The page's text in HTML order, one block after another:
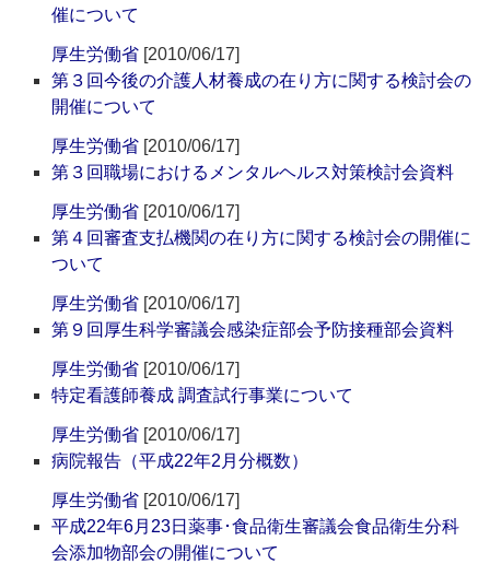
催について
厚生労働省 [2010/06/17]
第３回今後の介護人材養成の在り方に関する検討会の
開催について
厚生労働省 [2010/06/17]
第３回職場におけるメンタルヘルス対策検討会資料
厚生労働省 [2010/06/17]
第４回審査支払機関の在り方に関する検討会の開催に
ついて
厚生労働省 [2010/06/17]
第９回厚生科学審議会感染症部会予防接種部会資料
厚生労働省 [2010/06/17]
特定看護師養成 調査試行事業について
厚生労働省 [2010/06/17]
病院報告（平成22年2月分概数）
厚生労働省 [2010/06/17]
平成22年6月23日薬事･食品衛生審議会食品衛生分科
会添加物部会の開催について